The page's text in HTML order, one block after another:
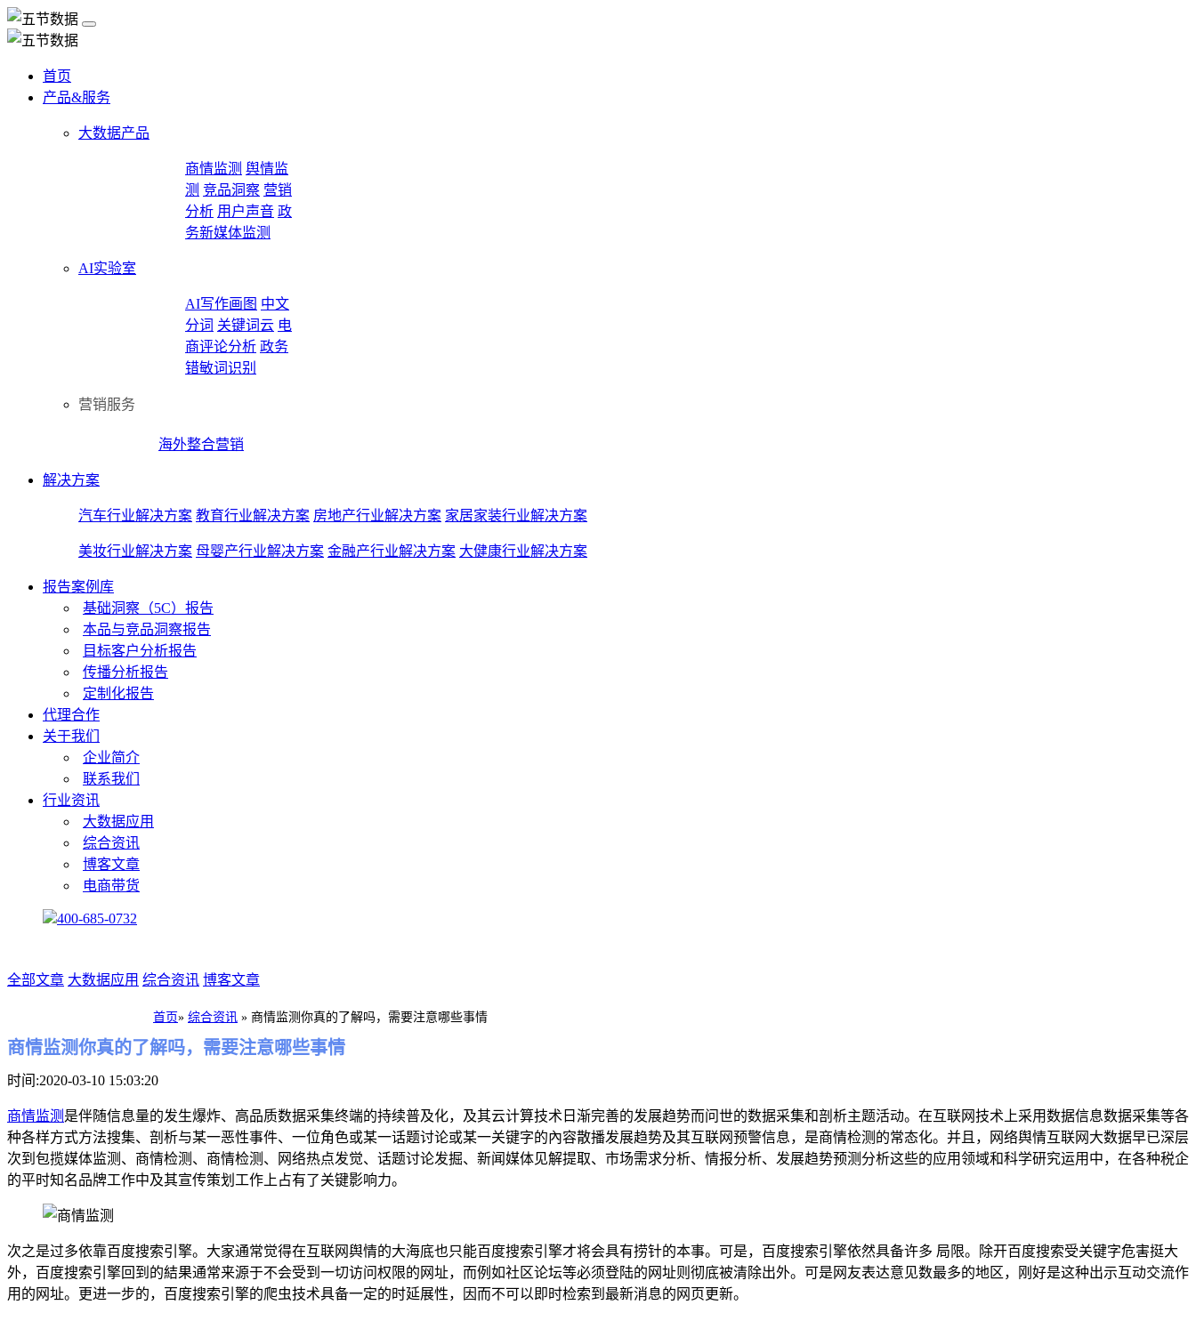
首页
产品&服务
大数据产品
商情监测 舆情监
测 竞品洞察 营销
分析 用户声音 政
务新媒体监测
AI实验室
AI写作画图 中文
分词 关键词云 电
商评论分析 政务
错敏词识别
营销服务
海外整合营销
解决方案
汽车行业解决方案 教育行业解决方案 房地产行业解决方案 家居家装行业解决方案
美妆行业解决方案 母婴产行业解决方案 金融产行业解决方案 大健康行业解决方案
报告案例库
基础洞察（5C）报告
本品与竞品洞察报告
目标客户分析报告
传播分析报告
定制化报告
代理合作
关于我们
企业简介
联系我们
行业资讯
大数据应用
综合资讯
博客文章
电商带货
400-685-0732
全部文章 大数据应用 综合资讯 博客文章
首页» 综合资讯 » 商情监测你真的了解吗，需要注意哪些事情
商情监测你真的了解吗，需要注意哪些事情
时间:2020-03-10 15:03:20
商情监测 是伴随信息量的发生爆炸、高品质数据采集终端的持续普及化，及其云计算技术日渐完善的发展趋势而问世的数据采集和剖析主题活动。在互联网技术上采用数据信息数据采集等各
种各样方式方法搜集、剖析与某一恶性事件、一位角色或某一话题讨论或某一关键字的內容散播发展趋势及其互联网预警信息，是商情检测的常态化。并且，网络舆情互联网大数据早已深层
次到包揽媒体监测、商情检测、商情检测、网络热点发觉、话题讨论发掘、新闻媒体见解提取、市场需求分析、情报分析、发展趋势预测分析这些的应用领域和科学研究运用中，在各种税企
的平时知名品牌工作中及其宣传策划工作上占有了关键影响力。
次之是过多依靠百度搜索引擎。大家通常觉得在互联网舆情的大海底也只能百度搜索引擎才将会具有捞针的本事。可是，百度搜索引擎依然具备许多 局限。除开百度搜索受关键字危害挺大
外，百度搜索引擎回到的結果通常来源于不会受到一切访问权限的网址，而例如社区论坛等必须登陆的网址则彻底被清除出外。可是网友表达意见数最多的地区，刚好是这种出示互动交流作
用的网址。更进一步的，百度搜索引擎的爬虫技术具备一定的时延展性，因而不可以即时检索到最新消息的网页更新。